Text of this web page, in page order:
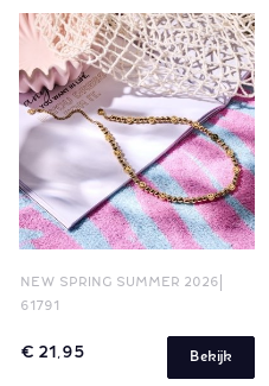
NEW SPRING SUMMER 2026
61791
€ 21,95 Bekijk